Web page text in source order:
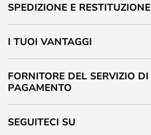
SPEDIZIONE E RESTITUZIONE
I TUOI VANTAGGI
FORNITORE DEL SERVIZIO DI
PAGAMENTO
SEGUITECI SU